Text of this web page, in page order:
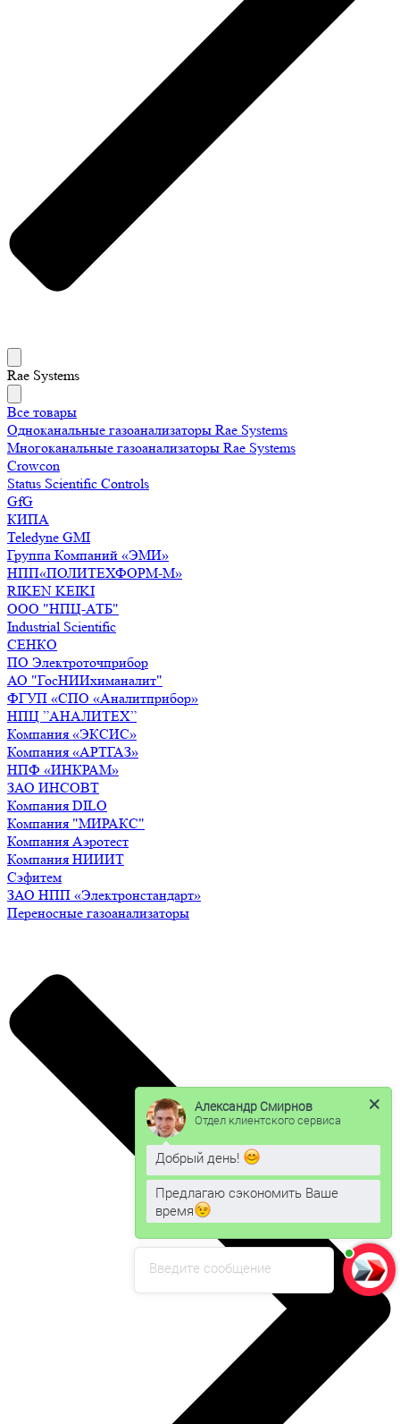
Rae Systems
Все товары
Одноканальные газоанализаторы Rae Systems
Многоканальные газоанализаторы Rae Systems
Crowcon
Status Scientific Controls
GfG
КИПА
Teledyne GMI
Группа Компаний «ЭМИ»
НПП«ПОЛИТЕХФОРМ-М»
RIKEN KEIKI
ООО "НПЦ-АТБ"
Industrial Scientific
СЕНКО
ПО Электроточприбор
АО "ГосНИИхиманалит"
ФГУП «СПО «Аналитприбор»
НПЦ ”АНАЛИТЕХ”
Компания «ЭКСИС»
Компания «АРТГАЗ»
НПФ «ИНКРАМ»
ЗАО ИНСОВТ
Компания DILO
Компания "МИРАКС"
Компания Аэротест
Компания НИИИТ
Сэфитем
ЗАО НПП «Электронстандарт»
Переносные газоанализаторы
Введите сообщение
Александр Смирнов
Отдел клиентского сервиса
Добрый день!
Предлагаю сэкономить Ваше
время